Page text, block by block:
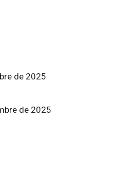
de 2025
de 2025